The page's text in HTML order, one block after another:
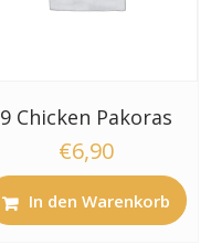
9 Chicken Pakoras
€6,90
In den Warenkorb